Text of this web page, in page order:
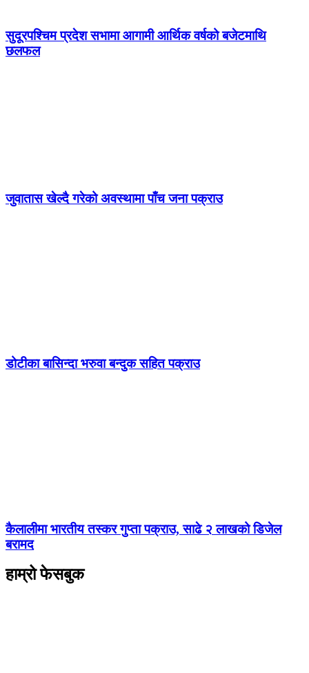
सुदूरपश्चिम प्रदेश सभामा आगामी आर्थिक वर्षको बजेटमाथि
छलफल
जुवातास खेल्दै गरेको अवस्थामा पाँच जना पक्राउ
डोटीका बासिन्दा भरुवा बन्दुक सहित पक्राउ
कैलालीमा भारतीय तस्कर गुप्ता पक्राउ, साढे २ लाखको डिजेल
बरामद
हाम्रो फेसबुक